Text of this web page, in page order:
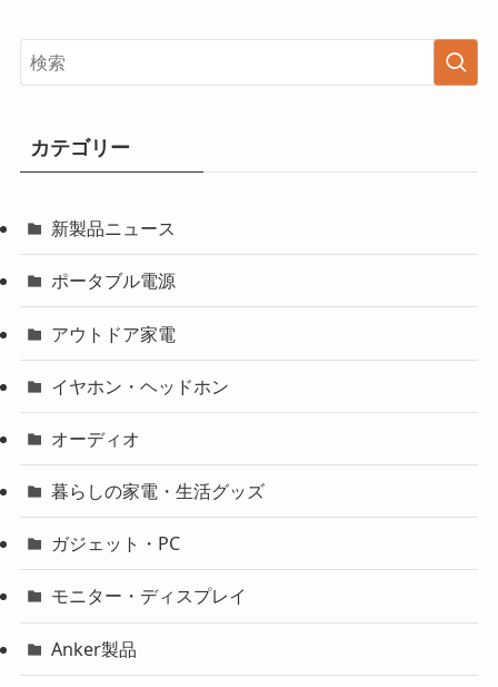
カテゴリー
新製品ニュース
ポータブル電源
アウトドア家電
イヤホン・ヘッドホン
オーディオ
暮らしの家電・生活グッズ
ガジェット・PC
モニター・ディスプレイ
Anker製品